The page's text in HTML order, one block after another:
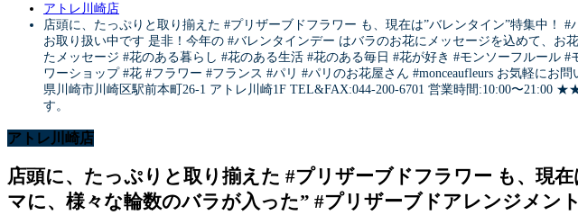
アトレ川崎店
店頭に、たっぷりと取り揃えた #プリザーブドフラワー も、現在は”バレンタイン”特集中！
お取り扱い中です 是非！今年の #バレンタインデー はバラのお花にメッセージを込めて、
たメッセージ #花のある暮らし #花のある生活 #花のある毎日 #花が好き #モンソーフルール
ワーショップ #花 #フラワー #フランス #パリ #パリのお花屋さん #monceaufleurs お気
県川崎市川崎区駅前本町26-1 アトレ川崎1F TEL&FAX:044-200-6701 営業時間:10:00
す。
アトレ川崎店
店頭に、たっぷりと取り揃えた #プリザーブドフラワー も、現
マに、様々な輪数のバラが入った” #プリザーブドアレンジメン